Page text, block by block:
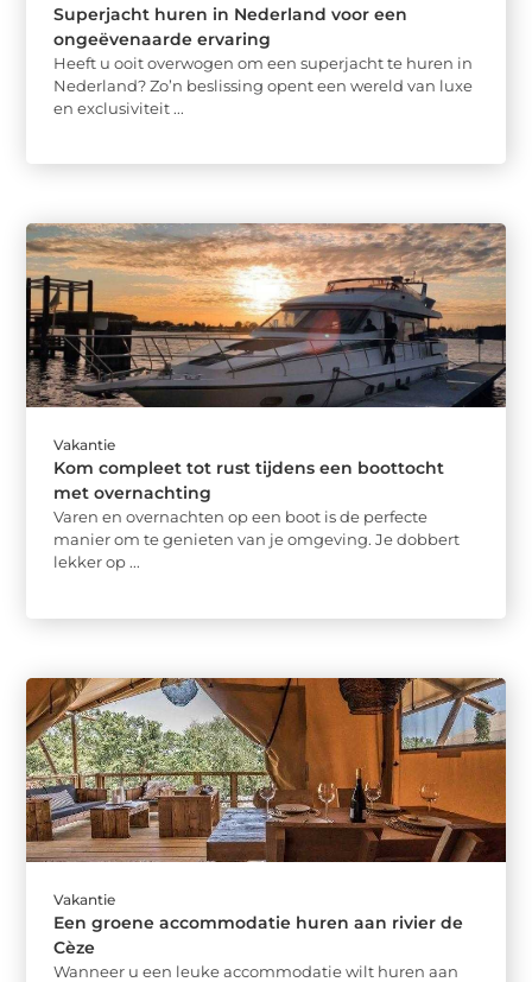
Superjacht huren in Nederland voor een
ongeëvenaarde ervaring
Heeft u ooit overwogen om een superjacht te huren in
Nederland? Zo’n beslissing opent een wereld van luxe
en exclusiviteit ...
Vakantie
Kom compleet tot rust tijdens een boottocht
met overnachting
Varen en overnachten op een boot is de perfecte
manier om te genieten van je omgeving. Je dobbert
lekker op ...
Vakantie
Een groene accommodatie huren aan rivier de
Cèze
Wanneer u een leuke accommodatie wilt huren aan